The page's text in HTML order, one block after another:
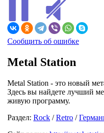
Сообщить об ошибке
Metal Station
Metal Station - это новый
Здесь вы найдете лучший
живую программу.
Раздел: Rock /Retro /